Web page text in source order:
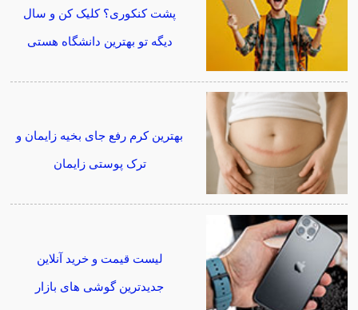
پشت کنکوری؟ کلیک کن و سال
دیگه تو بهترین دانشگاه هستی
بهترین کرم رفع جای بخیه زایمان و
ترک پوستی زایمان
لیست قیمت و خرید آنلاین
جدیدترین گوشی های بازار